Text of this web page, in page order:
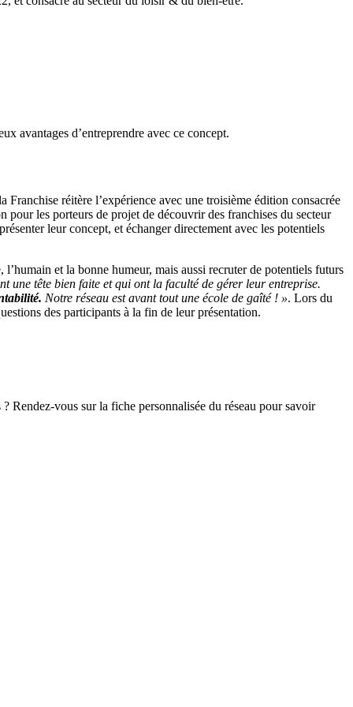
avantages d’entreprendre avec ce concept.
Franchise réitère l’expérience avec une troisième édition consacrée
les porteurs de projet de découvrir des franchises du secteur
leur concept, et échanger directement avec les potentiels
et la bonne humeur, mais aussi recruter de potentiels futurs
une tête bien faite et qui ont la faculté de gérer leur entreprise.
Notre réseau est avant tout une école de gaîté ! ». Lors du
des participants à la fin de leur présentation.
Rendez-vous sur la fiche personnalisée du réseau pour savoir